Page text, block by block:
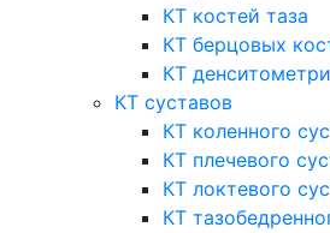
КТ костей таза
КТ берцовых
КТ
КТ суставов
КТ коленного
КТ плечевого
КТ локтевого
КТ